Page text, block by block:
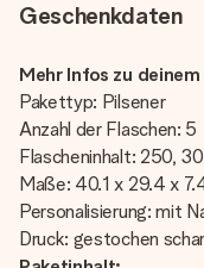
Geschenkdaten
Mehr Infos zu
Pakettyp: Pilsener
Anzahl der Flaschen: 5
Flascheninhalt: 250,
Maße: 40.1 x 29.4 x
Personalisierung: mit
Druck: gestochen